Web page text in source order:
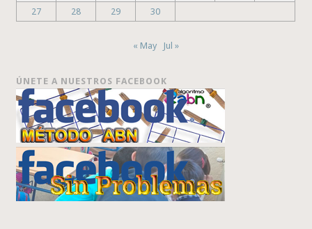
27
28 29 30
« May Jul »
ÚNETE A NUESTROS FACEBOOK